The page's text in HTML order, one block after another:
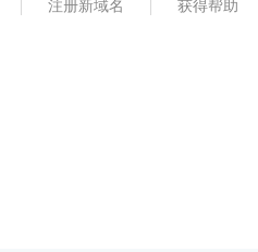
注册新域名 获得帮助